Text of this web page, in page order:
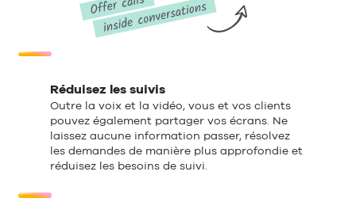
Réduisez les suivis
Outre la voix et la vidéo, vous et vos clients
pouvez également partager vos écrans. Ne
laissez aucune information passer, résolvez
les demandes de manière plus approfondie et
réduisez les besoins de suivi.